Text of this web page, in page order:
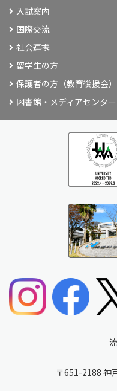
入試案内
国際交流
社会連携
留学生の方
保護者の方（教育後援会）
図書館・メディアセンター
〒651-2188 神